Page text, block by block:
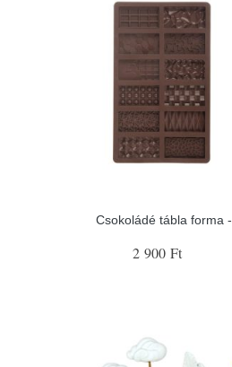
Csokoládé tábla forma -
2 900 Ft